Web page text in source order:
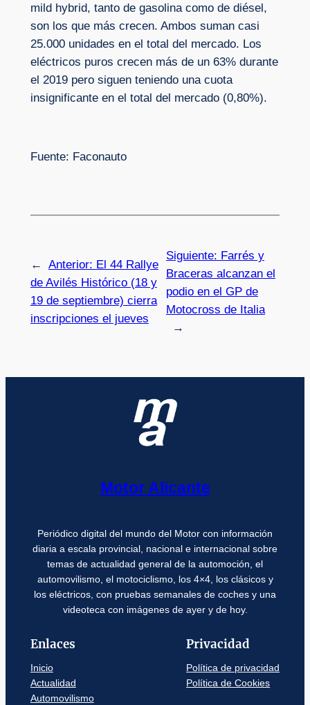
mild hybrid, tanto de gasolina como de diésel,
son los que más crecen. Ambos suman casi
25.000 unidades en el total del mercado. Los
eléctricos puros crecen más de un 63% durante
el 2019 pero siguen teniendo una cuota
insignificante en el total del mercado (0,80%).
Fuente: Faconauto
← Anterior: El 44 Rallye
de Avilés Histórico (18 y
19 de septiembre) cierra
inscripciones el jueves
Siguiente: Farrés y
Braceras alcanzan el
podio en el GP de
Motocross de Italia
→
Motor Alicante
Periódico digital del mundo del Motor con información
diaria a escala provincial, nacional e internacional sobre
temas de actualidad general de la automoción, el
automovilismo, el motociclismo, los 4×4, los clásicos y
los eléctricos, con pruebas semanales de coches y una
videoteca con imágenes de ayer y de hoy.
Enlaces
Inicio
Actualidad
Automovilismo
Privacidad
Política de privacidad
Política de Cookies